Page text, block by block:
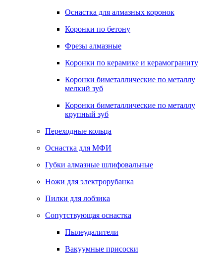
Оснастка для алмазных коронок
Коронки по бетону
Фрезы алмазные
Коронки по керамике и керамограниту
Коронки биметаллические по металлу
мелкий зуб
Коронки биметаллические по металлу
крупный зуб
Переходные кольца
Оснастка для МФИ
Губки алмазные шлифовальные
Ножи для электрорубанка
Пилки для лобзика
Сопутствующая оснастка
Пылеудалители
Вакуумные присоски